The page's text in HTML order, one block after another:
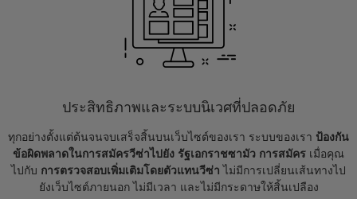
ประสิทธิภาพและระบบนิเวศที่ปลอดภัย
ทุกอย่างตั้งแต่ต้นจนจบเสร็จสิ้นบนเว็บไซต์ของเรา ระบบของเรา ป้องกัน
ข้อผิดพลาดในการสมัครวีซ่าไปยัง รัฐเอกราชซามัว การสมัคร เมื่อคุณ
ไปกับ การตรวจสอบเพิ่มเติมโดยตัวแทนวีซ่า ไม่มีการเปลี่ยนเส้นทางไป
ยังเว็บไซต์ภายนอก ไม่มีเวลา และไม่มีกระดาษให้สิ้นเปลือง